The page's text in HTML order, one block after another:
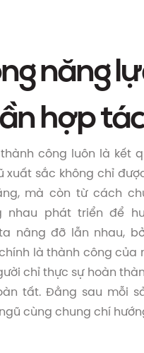
năng
hợp tác
thành công luôn là kết
xuất sắc không chỉ
mà còn từ cách
nhau phát triển để
nâng đỡ lẫn nhau,
là thành công của
chỉ thực sự hoàn
tất. Đằng sau mỗi
cùng chung chí